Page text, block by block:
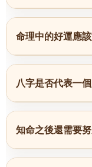
命理中的好運應
八字是否代表一
知命之後還需要